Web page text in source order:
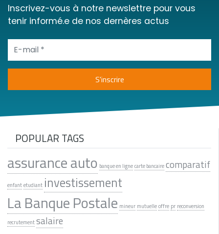
Inscrivez-vous à notre newslettre pour vous
tenir informé.e de nos dernères actus
POPULAR TAGS
assurance auto banque en lignecarte bancairecomparatif
enfantetudiant investissement
La Banque Postale mineur mutuelleoffre pr reconversion
recrutementsalaire